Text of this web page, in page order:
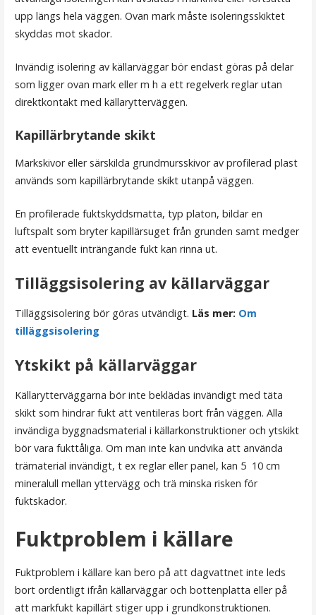
upp längs hela väggen. Ovan mark måste isoleringsskiktet
skyddas mot skador.
Invändig isolering av källarväggar bör endast göras på delar
som ligger ovan mark eller m h a ett regelverk reglar utan
direktkontakt med källarytterväggen.
Kapillärbrytande skikt
Markskivor eller särskilda grundmursskivor av profilerad plast
används som kapillärbrytande skikt utanpå väggen.
En profilerade fuktskyddsmatta, typ platon, bildar en
luftspalt som bryter kapillärsuget från grunden samt medger
att eventuellt inträngande fukt kan rinna ut.
Tilläggsisolering av källarväggar
Tilläggsisolering bör göras utvändigt. Läs mer: Om
tilläggsisolering
Ytskikt på källarväggar
Källarytterväggarna bör inte beklädas invändigt med täta
skikt som hindrar fukt att ventileras bort från väggen. Alla
invändiga byggnadsmaterial i källarkonstruktioner och ytskikt
bör vara fukttåliga. Om man inte kan undvika att använda
trämaterial invändigt, t ex reglar eller panel, kan 5  10 cm
mineralull mellan yttervägg och trä minska risken för
fuktskador.
Fuktproblem i källare
Fuktproblem i källare kan bero på att dagvattnet inte leds
bort ordentligt ifrån källarväggar och bottenplatta eller på
att markfukt kapillärt stiger upp i grundkonstruktionen.